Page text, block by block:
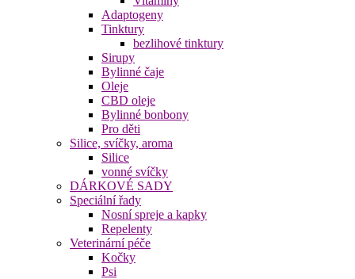
Adaptogeny
Tinktury
bezlihové tinktury
Sirupy
Bylinné čaje
Oleje
CBD oleje
Bylinné bonbony
Pro děti
Silice, svíčky, aroma
Silice
vonné svíčky
DÁRKOVÉ SADY
Speciální řady
Nosní spreje a kapky
Repelenty
Veterinární péče
Kočky
Psi